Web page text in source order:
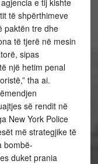
e tij kishte
të shpërthimeve
paktën tre dhe
të tjerë në mesin
sipas
një hetim penal
tha ai.
së rendit në
New York Police
më strategjike të
bombë-
duket prania